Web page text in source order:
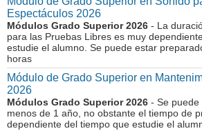
Espectáculos 2026
Módulos Grado Superior 2026 - La
para las Pruebas Libres es muy
estudie el alumno. Se puede estar
horas
Módulo de Grado Superior en
2026
Módulos Grado Superior 2026 - Se puede
menos de 1 año, no obstante el tiempo de
dependiente del tiempo que estudie el